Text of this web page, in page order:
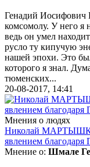
Генадий Иосифович
комсомолу. У него я
ведь он умел
русло ту кипучую
нашей эпохи. Это
которого я знал.
тюменских...
20-08-2017, 14:41
Мнения о людях
Николай
явлением
Мнение о: Шмале